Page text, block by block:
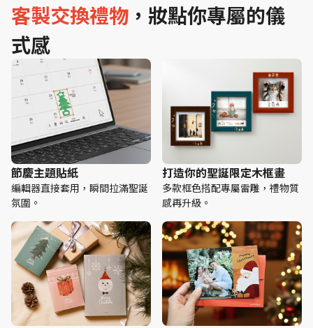
客製交換禮物 ，妝點你專屬的儀
式感
節慶主題貼紙
編輯器直接套用，瞬間拉滿聖誕
氛圍。
打造你的聖誕限定木框畫
多款框色搭配專屬雷雕，禮物質
感再升級。